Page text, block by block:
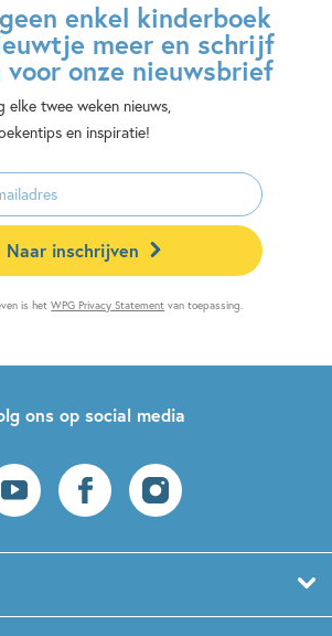
enkel kinderboek
meer en schrijf
voor onze nieuwsbrief
elke twee weken nieuws,
en inspiratie!
Naar inschrijven
is hetWPG Privacy Statement van toepassing.
ons op social media